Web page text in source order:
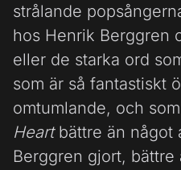
strålande
hos Henrik Berggren
eller de starka ord
som är så fantastiskt
omtumlande, och
Heart bättre än något
Berggren gjort, bättre